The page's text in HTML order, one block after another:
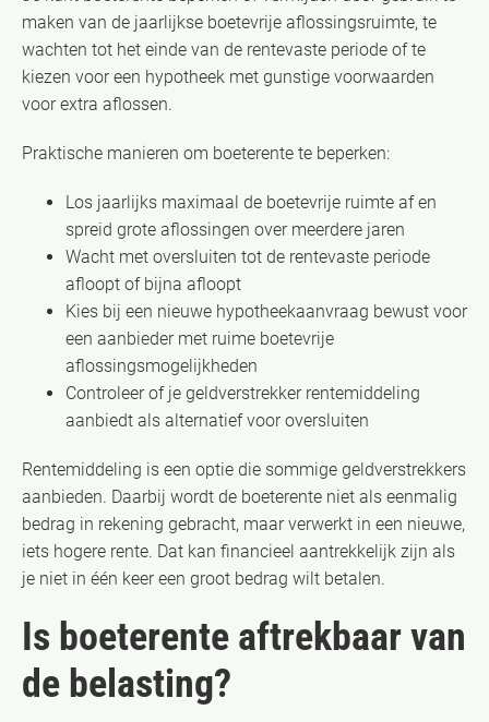
maken van de jaarlijkse boetevrije aflossingsruimte, te
wachten tot het einde van de rentevaste periode of te
kiezen voor een hypotheek met gunstige voorwaarden
voor extra aflossen.
Praktische manieren om boeterente te beperken:
Los jaarlijks maximaal de boetevrije ruimte af en
spreid grote aflossingen over meerdere jaren
Wacht met oversluiten tot de rentevaste periode
afloopt of bijna afloopt
Kies bij een nieuwe hypotheekaanvraag bewust voor
een aanbieder met ruime boetevrije
aflossingsmogelijkheden
Controleer of je geldverstrekker rentemiddeling
aanbiedt als alternatief voor oversluiten
Rentemiddeling is een optie die sommige geldverstrekkers
aanbieden. Daarbij wordt de boeterente niet als eenmalig
bedrag in rekening gebracht, maar verwerkt in een nieuwe,
iets hogere rente. Dat kan financieel aantrekkelijk zijn als
je niet in één keer een groot bedrag wilt betalen.
Is boeterente aftrekbaar van
de belasting?